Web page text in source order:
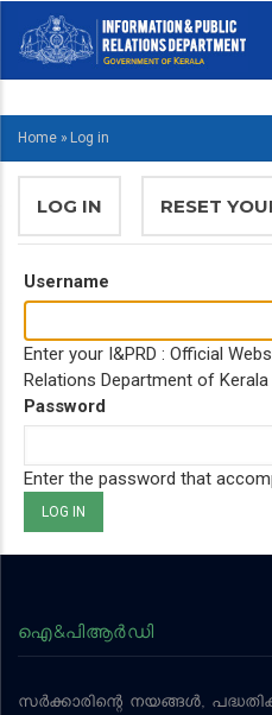
main
BREADCRUMB
Home » Log in
PRIMARY
TABS
LOG IN (ACTIVERESET
Username
Enter your I&PRD : Official
Relations Department of
Password
Enter the password that
ഐ&പിആര്‍ഡി
സര്‍ക്കാരിന്റെ നയങ്ങള്‍,